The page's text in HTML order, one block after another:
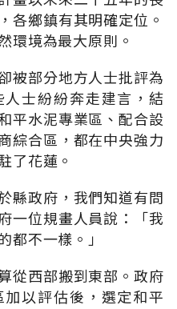
各鄉鎮有其明確定位。
環境為最大原則。
被部分地方人士批評為
人士紛紛奔走建言，結
平水泥專業區、配合設
綜合區，都在中央強力
了花蓮。
縣政府，我們知道有問
一位規畫人員說：「我
都不一樣。」
從西部搬到東部。政府
以評估後，選定和平